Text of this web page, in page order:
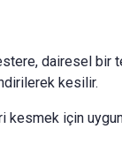
dairesel bir
kesilir.
kesmek için